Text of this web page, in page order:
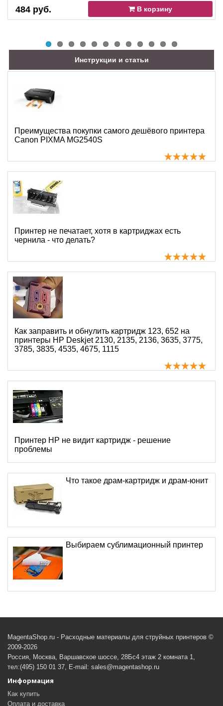
484 руб. В корзину
Инструкции и статьи
Преимущества покупки самого дешёвого принтера
Canon PIXMA MG2540S
Принтер не печатает, хотя в картриджах есть
чернила - что делать?
Как заправить и обнулить картридж 123, 652 на
принтеры HP Deskjet 2130, 2135, 2136, 3635, 3775,
3785, 3835, 4535, 4675, 1115
Принтер HP не видит картридж - решение
проблемы
Что такое драм-картридж и драм-юнит
Выбираем сублимационный принтер
MagentaShop.ru - Расходные материалы для струйных принтеров ©
2009-2026
Россия, Москва, Варшавское шоссе, 28Бс4 этаж 2 комната 1,
тел:(495) 150 01 37, E-mail: sales@magentashop.ru
Информация
Как купить
Оплата и доставка